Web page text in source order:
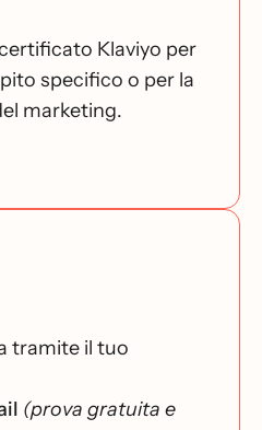
Klaviyo per
specifico o per la
marketing.
tramite il tuo
(prova gratuita e